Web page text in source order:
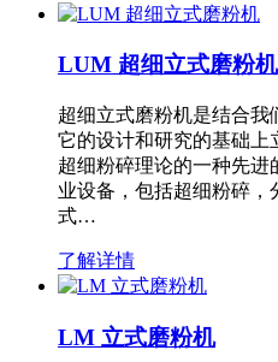
LUM 超细立式磨粉机
超细立式磨粉机是结合我
它的设计和研究的基础上
超细粉碎理论的一种先
业设备，包括超细粉碎
式…
了解详情
LM 立式磨粉机